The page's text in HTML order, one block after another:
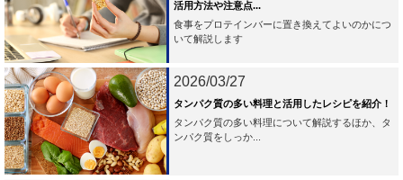
活用方法や注意点...
食事をプロテインバーに置き換えてよいのかにつ
いて解説します
2026/03/27
タンパク質の多い料理と活用したレシピを紹介！
タンパク質の多い料理について解説するほか、タ
ンパク質をしっか...